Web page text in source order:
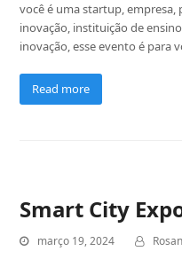
você é uma startup, empresa,
inovação, instituição de
inovação, esse evento é para
Read more
Smart City
março 19, 2024